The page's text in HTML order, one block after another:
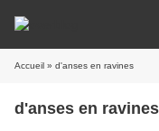
Accueil » d'anses en ravines
d'anses en ravines